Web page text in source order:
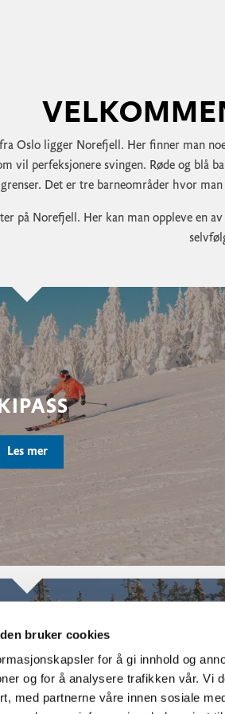
bruker cookies
for å gi innhold og
og for å analysere trafikken vår. Vi
med partnerne våre innen sosiale
Oslo ligger Norefjell. Her finner man
vil perfeksjonere svingen. Røde og blå
grenser. Det er tre barneområder hvor
på Norefjell. Her kan man oppleve en
Les mer